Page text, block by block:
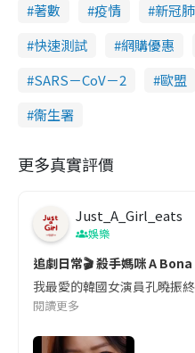
著數 疫情 新冠
快速測試
網購優惠
SARS－CoV－2
歐盟
衞生署
更多真實評價
Just_A_Girl_eats
娛樂
追劇日常🎬 殺手媽咪 A
我最愛的韓國女演員孔曉振
閱讀更多